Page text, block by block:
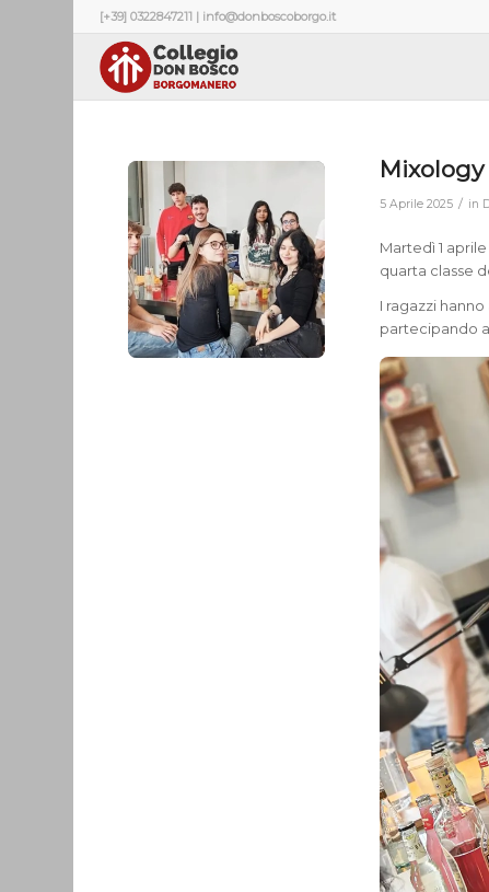
[+39] 0322847211 | info@donboscoborgo.it
5 Aprile 2025 / in
Martedì 1
quarta classe
I ragazzi
partecipando